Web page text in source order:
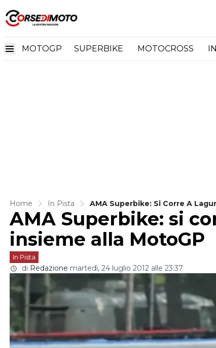
MOTOGP SUPERBIKE MOTOCROSS
Home In Pista AMA Superbike: Si Corre A
AMA Superbike: si
insieme alla MotoGP
In Pista
di Redazione martedì, 24 luglio 2012 alle 23:37